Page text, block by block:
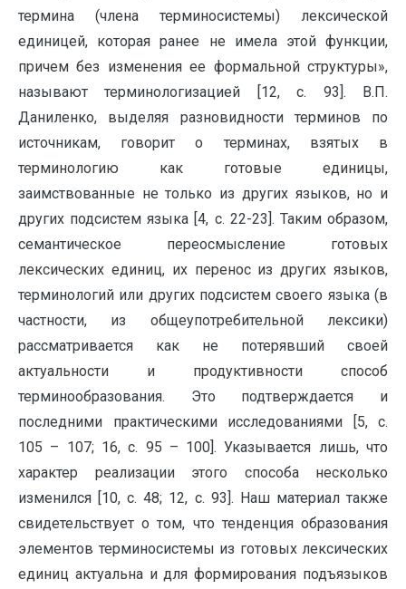
термина (члена терминосистемы) лексической
единицей, которая ранее не имела этой функции,
причем без изменения ее формальной структуры»,
называют терминологизацией [12, с. 93]. В.П.
Даниленко, выделяя разновидности терминов по
источникам, говорит о терминах, взятых в
терминологию как готовые единицы,
заимствованные не только из других языков, но и
других подсистем языка [4, с. 22-23]. Таким образом,
семантическое переосмысление готовых
лексических единиц, их перенос из других языков,
терминологий или других подсистем своего языка (в
частности, из общеупотребительной лексики)
рассматривается как не потерявший своей
актуальности и продуктивности способ
терминообразования. Это подтверждается и
последними практическими исследованиями [5, с.
105 – 107; 16, с. 95 – 100]. Указывается лишь, что
характер реализации этого способа несколько
изменился [10, с. 48; 12, с. 93]. Наш материал также
свидетельствует о том, что тенденция образования
элементов терминосистемы из готовых лексических
единиц актуальна и для формирования подъязыков